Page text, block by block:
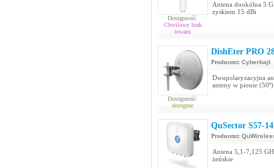
Dostępność:
Chwilowy brak
towaru
Antena dookólna 5
zyskiem 15 dBi
Dostępność:
dostępne
DishEter PRO
Producent: Cyberbajt
Dwupolaryzacyjna
anteny w pionie
QuSector S57-
Producent:
Antena 5,1-7,125
żeńskie